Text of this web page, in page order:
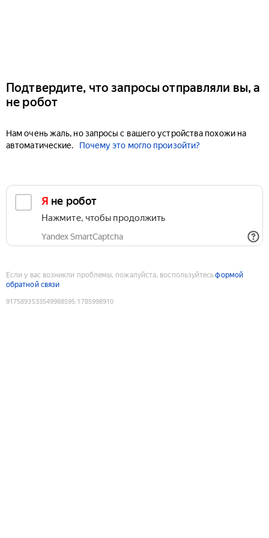
Подтвердите, что запросы отправляли вы, а
не робот
Нам очень жаль, но запросы с вашего устройства похожи на
автоматические.
Почему это могло произойти?
Я не робот
Нажмите, чтобы продолжить
Yandex SmartCaptcha
Если у вас возникли проблемы, пожалуйста, воспользуйтесьформой
обратной связи
9175893533549988595:1785998910